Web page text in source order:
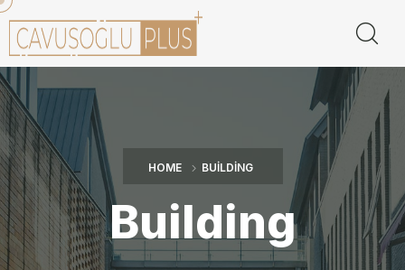
HOME BUILDING
Building